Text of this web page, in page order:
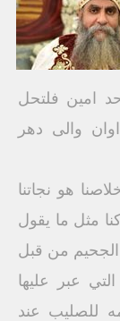
امين فلتحل
والى دهر
هو نجاتنا
مثل ما يقول
الجحيم من قبل
عبر عليها
للصليب عند